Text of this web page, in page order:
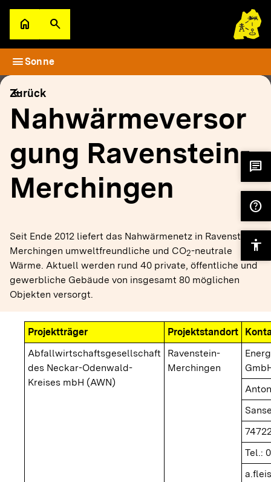
Zum Hauptinhalt springen
homeZur Startseite
searchSuche öffnen
menuSonne
arrow_back
Zurück
Nahwärmeversor
gung Ravenstein-
Merchingen
Seit Ende 2012 liefert das Nahwärmenetz in Ravenstein-
Merchingen umweltfreundliche und CO2-neutrale
Wärme. Aktuell werden rund 40 private, öffentliche und
gewerbliche Gebäude von insgesamt 80 möglichen
Objekten versorgt.
Projektträger Projektstandort
Abfallwirtschaftsgesellschaft
des Neckar-Odenwald-
Kreises mbH (AWN)
Ravenstein-
Merchingen
Tel.:
chat
help
accessibility